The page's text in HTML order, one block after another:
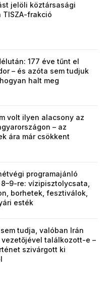
jelöli köztársasági
TISZA-frakció
177 éve tűnt el
– és azóta sem tudjuk
halt meg
volt ilyen alacsony az
– az
ára már csökkent
programajánló
re: vízipisztolycsata,
borhetek, fesztiválok,
esték
tudja, valóban Irán
találkozott-e –
szivárgott ki